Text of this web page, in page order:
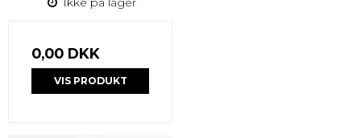
0,00 DKK
VIS PRODUKT